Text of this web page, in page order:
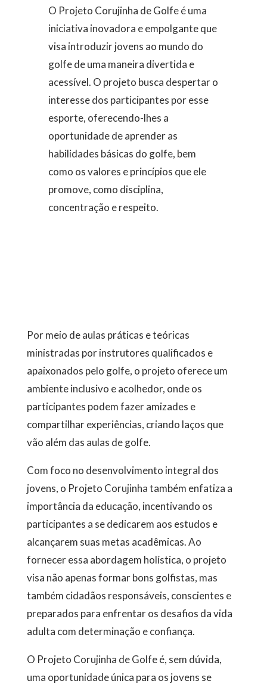
O Projeto Corujinha de Golfe é uma
iniciativa inovadora e empolgante que
visa introduzir jovens ao mundo do
golfe de uma maneira divertida e
acessível. O projeto busca despertar o
interesse dos participantes por esse
esporte, oferecendo-lhes a
oportunidade de aprender as
habilidades básicas do golfe, bem
como os valores e princípios que ele
promove, como disciplina,
concentração e respeito.
Por meio de aulas práticas e teóricas
ministradas por instrutores qualificados e
apaixonados pelo golfe, o projeto oferece um
ambiente inclusivo e acolhedor, onde os
participantes podem fazer amizades e
compartilhar experiências, criando laços que
vão além das aulas de golfe.
Com foco no desenvolvimento integral dos
jovens, o Projeto Corujinha também enfatiza a
importância da educação, incentivando os
participantes a se dedicarem aos estudos e
alcançarem suas metas acadêmicas. Ao
fornecer essa abordagem holística, o projeto
visa não apenas formar bons golfistas, mas
também cidadãos responsáveis, conscientes e
preparados para enfrentar os desafios da vida
adulta com determinação e confiança.
O Projeto Corujinha de Golfe é, sem dúvida,
uma oportunidade única para os jovens se